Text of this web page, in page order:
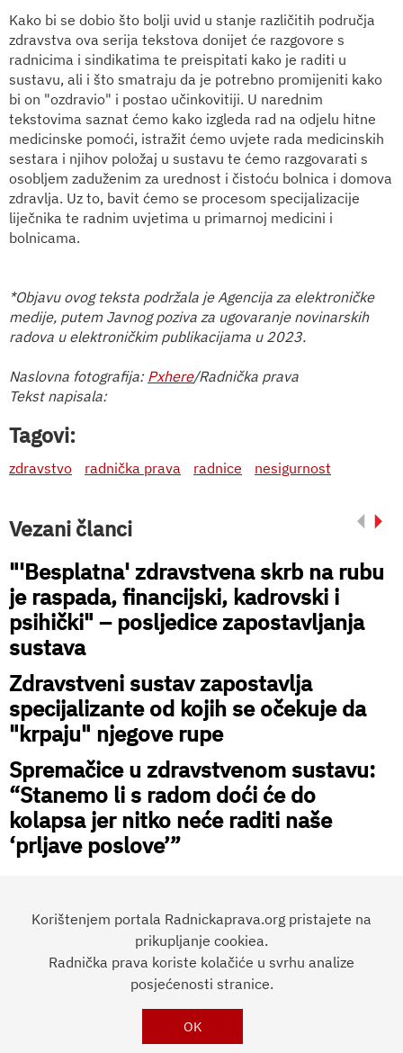
Kako bi se dobio što bolji uvid u stanje različitih područja
zdravstva ova serija tekstova donijet će razgovore s
radnicima i sindikatima te preispitati kako je raditi u
sustavu, ali i što smatraju da je potrebno promijeniti kako
bi on "ozdravio" i postao učinkovitiji. U narednim
tekstovima saznat ćemo kako izgleda rad na odjelu hitne
medicinske pomoći, istražit ćemo uvjete rada medicinskih
sestara i njihov položaj u sustavu te ćemo razgovarati s
osobljem zaduženim za urednost i čistoću bolnica i domova
zdravlja. Uz to, bavit ćemo se procesom specijalizacije
liječnika te radnim uvjetima u primarnoj medicini i
bolnicama.
*Objavu ovog teksta podržala je Agencija za elektroničke
medije, putem Javnog poziva za ugovaranje novinarskih
radova u elektroničkim publikacijama u 2023.
Naslovna fotografija: Pxhere/Radnička prava
Tekst napisala:
Tagovi:
zdravstvo radnička prava radnice nesigurnost
Vezani članci
"'Besplatna' zdravstvena skrb na rubu
je raspada, financijski, kadrovski i
psihički" – posljedice zapostavljanja
sustava
Zdravstveni sustav zapostavlja
specijalizante od kojih se očekuje da
"krpaju" njegove rupe
Spremačice u zdravstvenom sustavu:
“Stanemo li s radom doći će do
kolapsa jer nitko neće raditi naše
‘prljave poslove’”
Preporučite članak:
RADNIČKA
Korištenjem portala Radnickaprava.org pristajete na
prikupljanje cookiea.
Radnička prava koriste kolačiće u svrhu analize
posjećenosti stranice.
OK